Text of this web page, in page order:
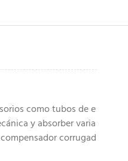
como tubos de e
y absorber varia
corrugad